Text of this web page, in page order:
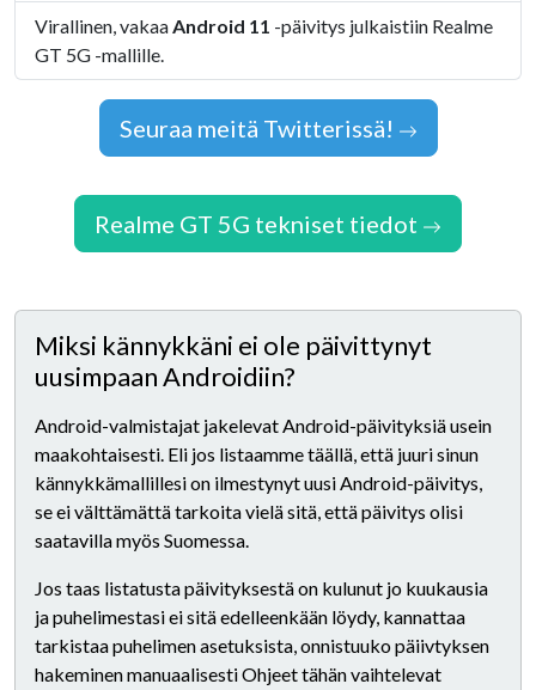
Virallinen, vakaaAndroid 11 -päivitys julkaistiin Realme
GT 5G -mallille.
Seuraa meitä Twitterissä!
Realme GT 5G tekniset tiedot
Miksi kännykkäni ei ole päivittynyt
uusimpaan Androidiin?
Android-valmistajat jakelevat Android-päivityksiä usein
maakohtaisesti. Eli jos listaamme täällä, että juuri sinun
kännykkämallillesi on ilmestynyt uusi Android-päivitys,
se ei välttämättä tarkoita vielä sitä, että päivitys olisi
saatavilla myös Suomessa.
Jos taas listatusta päivityksestä on kulunut jo kuukausia
ja puhelimestasi ei sitä edelleenkään löydy, kannattaa
tarkistaa puhelimen asetuksista, onnistuuko päiivtyksen
hakeminen manuaalisesti Ohjeet tähän vaihtelevat